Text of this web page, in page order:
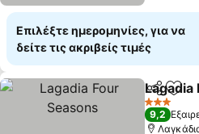
Επιλέξτε ημερομηνίες, για να
δείτε τις ακριβείς τιμές
Lagadia
3 Αστέρια
9,2